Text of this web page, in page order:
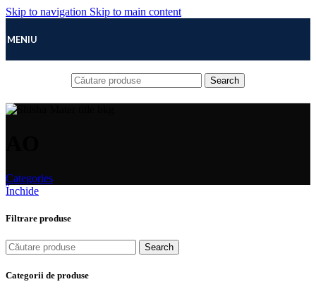
Skip to navigation Skip to main content
MENIU
Search
Categories
Închide
Filtrare produse
Search
Categorii de produse